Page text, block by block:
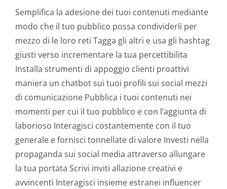
Semplifica la adesione dei tuoi contenuti mediante
modo che il tuo pubblico possa condividerli per
mezzo di le loro reti Tagga gli altri e usa gli hashtag
giusti verso incrementare la tua percettibilita
Installa strumenti di appoggio clienti proattivi
maniera un chatbot sui tuoi profili sui social mezzi
di comunicazione Pubblica i tuoi contenuti nei
momenti per cui il tuo pubblico e con l’aggiunta di
laborioso Interagisci costantemente con il tuo
generale e fornisci tonnellate di valore Investi nella
propaganda sui social media attraverso allungare
la tua portata Scrivi inviti allazione creativi e
avvincenti Interagisci insieme estranei influencer